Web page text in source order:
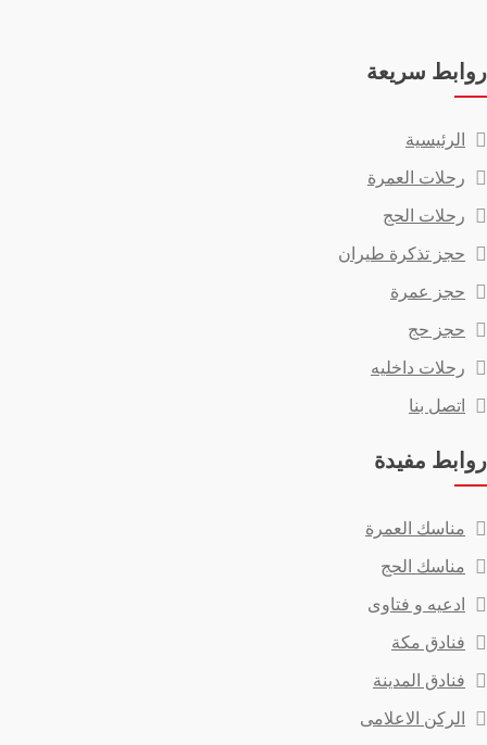
روابط سريعة
الرئيسية
رحلات العمرة
رحلات الحج
حجز تذكرة طيران
حجز عمرة
حجز حج
رحلات داخليه
اتصل بنا
روابط مفيدة
مناسك العمرة
مناسك الحج
ادعيه و فتاوى
فنادق مكة
فنادق المدينة
الركن الاعلامى